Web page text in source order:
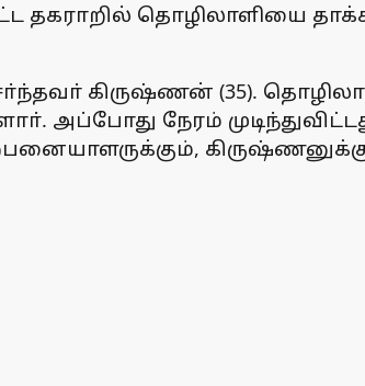
தகராறில் தொழிலாளியை
கிருஷ்ணன் (35).
அப்போது நேரம்